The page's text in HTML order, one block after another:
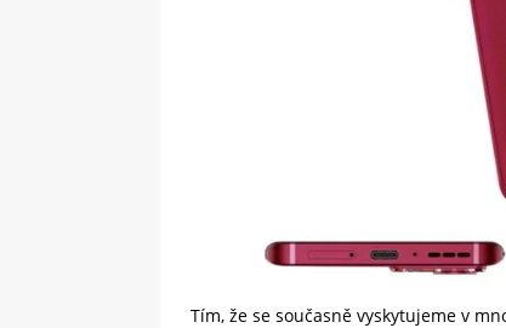
Tím, že se současně vyskytujeme v